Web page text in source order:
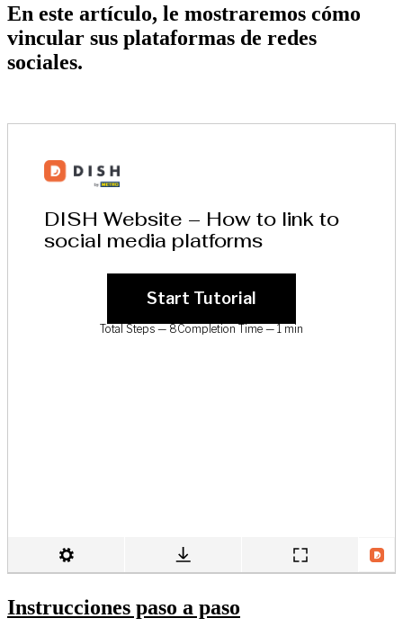
En este artículo, le mostraremos cómo
vincular sus plataformas de redes
sociales.
Instrucciones paso a paso